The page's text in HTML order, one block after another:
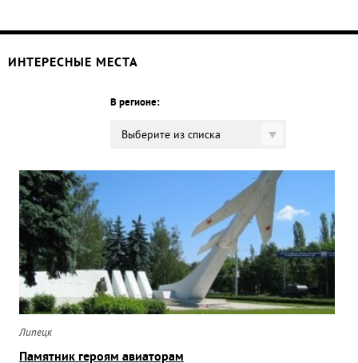
ИНТЕРЕСНЫЕ МЕСТА
В регионе:
Выберите из списка
Липецк
Памятник героям авиаторам